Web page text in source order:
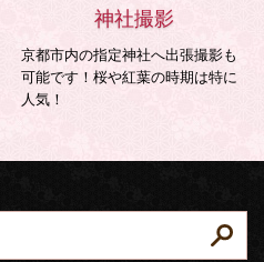
神社撮影
京都市内の指定神社へ出張撮影も
可能です！桜や紅葉の時期は特に
人気！